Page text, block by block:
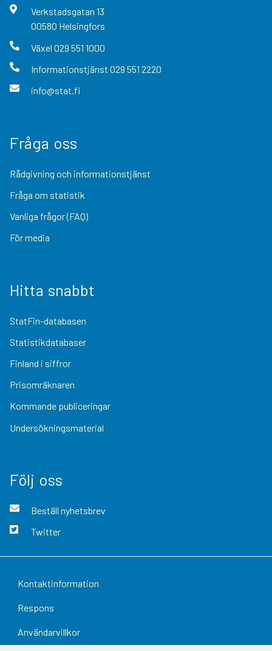
Verkstadsgatan 13
00580 Helsingfors
Växel 029 551 1000
Informationstjänst 029 551 2220
info@stat.fi
Fråga oss
Rådgivning och informationstjänst
Fråga om statistik
Vanliga frågor (FAQ)
För media
Hitta snabbt
StatFin-databasen
Statistikdatabaser
Finland i siffror
Prisomräknaren
Kommande publiceringar
Undersökningsmaterial
Följ oss
Beställ nyhetsbrev
Twitter
Kontaktinformation
Respons
Användarvillkor